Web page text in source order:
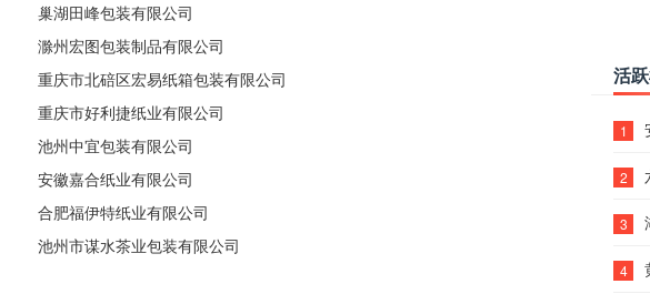
巢湖田峰包装有限公司
滁州宏图包装制品有限公司
重庆市北碚区宏易纸箱包装有限公司
重庆市好利捷纸业有限公司
池州中宜包装有限公司
安徽嘉合纸业有限公司
合肥福伊特纸业有限公司
池州市谋水茶业包装有限公司
活
1
2
3
4